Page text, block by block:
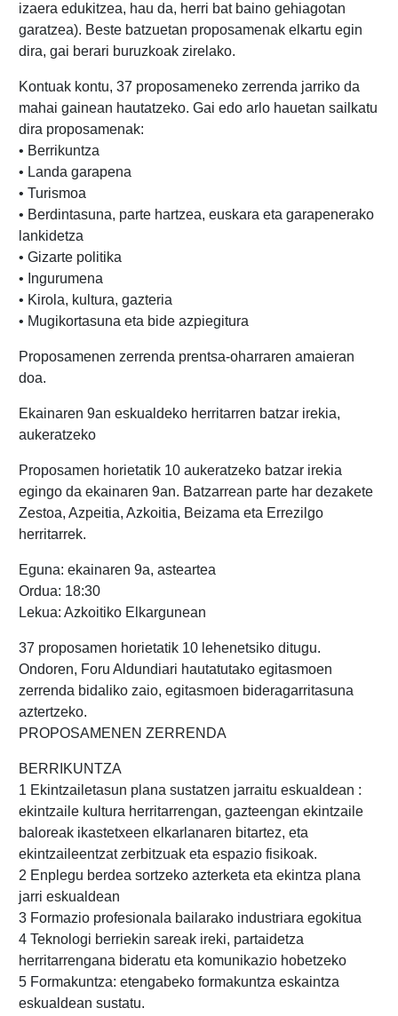
izaera edukitzea, hau da, herri bat baino gehiagotan
garatzea). Beste batzuetan proposamenak elkartu egin
dira, gai berari buruzkoak zirelako.
Kontuak kontu, 37 proposameneko zerrenda jarriko da
mahai gainean hautatzeko. Gai edo arlo hauetan sailkatu
dira proposamenak:
• Berrikuntza
• Landa garapena
• Turismoa
• Berdintasuna, parte hartzea, euskara eta garapenerako
lankidetza
• Gizarte politika
• Ingurumena
• Kirola, kultura, gazteria
• Mugikortasuna eta bide azpiegitura
Proposamenen zerrenda prentsa-oharraren amaieran
doa.
Ekainaren 9an eskualdeko herritarren batzar irekia,
aukeratzeko
Proposamen horietatik 10 aukeratzeko batzar irekia
egingo da ekainaren 9an. Batzarrean parte har dezakete
Zestoa, Azpeitia, Azkoitia, Beizama eta Errezilgo
herritarrek.
Eguna: ekainaren 9a, asteartea
Ordua: 18:30
Lekua: Azkoitiko Elkargunean
37 proposamen horietatik 10 lehenetsiko ditugu.
Ondoren, Foru Aldundiari hautatutako egitasmoen
zerrenda bidaliko zaio, egitasmoen bideragarritasuna
aztertzeko.
PROPOSAMENEN ZERRENDA
BERRIKUNTZA
1 Ekintzailetasun plana sustatzen jarraitu eskualdean :
ekintzaile kultura herritarrengan, gazteengan ekintzaile
baloreak ikastetxeen elkarlanaren bitartez, eta
ekintzaileentzat zerbitzuak eta espazio fisikoak.
2 Enplegu berdea sortzeko azterketa eta ekintza plana
jarri eskualdean
3 Formazio profesionala bailarako industriara egokitua
4 Teknologi berriekin sareak ireki, partaidetza
herritarrengana bideratu eta komunikazio hobetzeko
5 Formakuntza: etengabeko formakuntza eskaintza
eskualdean sustatu.